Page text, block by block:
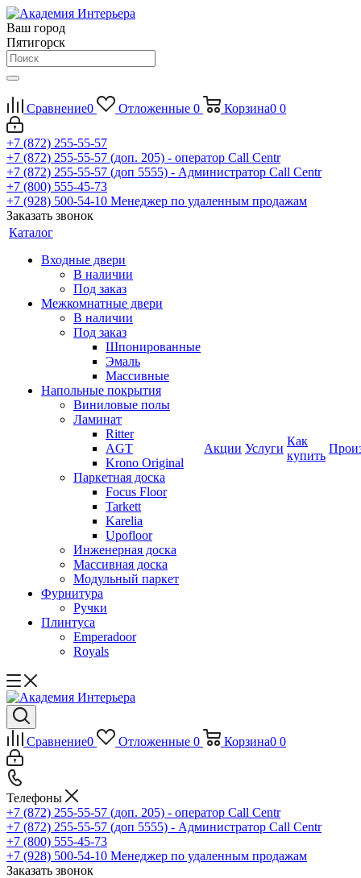
Ваш город
Пятигорск
Сравнение0 Отложенные 0 Корзина0 0
+7 (872) 255-55-57
+7 (872) 255-55-57 (доп. 205) - оператор Call Centr
+7 (872) 255-55-57 (доп 5555) - Администратор Call Centr
+7 (800) 555-45-73
+7 (928) 500-54-10 Менеджер по удаленным продажам
Заказать звонок
Каталог
Входные двери
В наличии
Под заказ
Межкомнатные двери
В наличии
Под заказ
Шпонированные
Эмаль
Массивные
Напольные покрытия
Виниловые полы
Ламинат
Ritter
AGT
Krono Original
Паркетная доска
Focus Floor
Tarkett
Karelia
Upofloor
Инженерная доска
Массивная доска
Модульный паркет
Фурнитура
Ручки
Плинтуса
Emperadoor
Royals
Акции Услуги
Как
купить
Сравнение0 Отложенные 0 Корзина0 0
Телефоны
+7 (872) 255-55-57 (доп. 205) - оператор Call Centr
+7 (872) 255-55-57 (доп 5555) - Администратор Call Centr
+7 (800) 555-45-73
+7 (928) 500-54-10 Менеджер по удаленным продажам
Заказать звонок